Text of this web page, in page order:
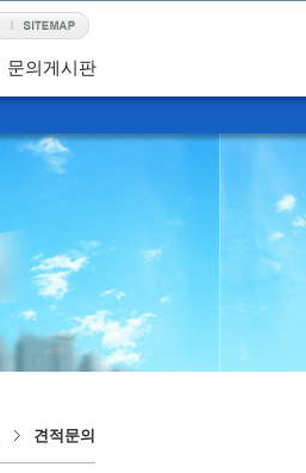
문의게시판
견적문의